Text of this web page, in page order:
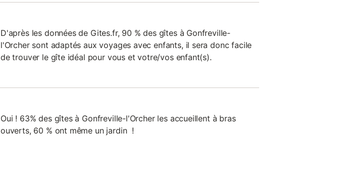
D'après les données de Gites.fr, 90 % des gîtes à Gonfreville-
l'Orcher sont adaptés aux voyages avec enfants, il sera donc facile
de trouver le gîte idéal pour vous et votre/vos enfant(s).
Oui ! 63% des gîtes à Gonfreville-l'Orcher les accueillent à bras
ouverts, 60 % ont même un jardin !